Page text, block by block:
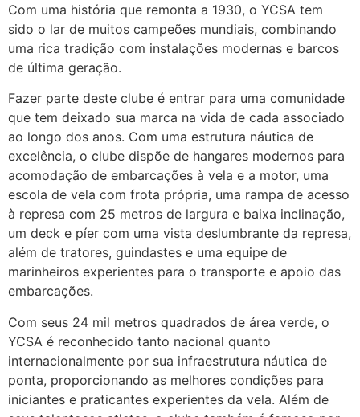
Com uma história que remonta a 1930, o YCSA tem
sido o lar de muitos campeões mundiais, combinando
uma rica tradição com instalações modernas e barcos
de última geração.
Fazer parte deste clube é entrar para uma comunidade
que tem deixado sua marca na vida de cada associado
ao longo dos anos. Com uma estrutura náutica de
excelência, o clube dispõe de hangares modernos para
acomodação de embarcações à vela e a motor, uma
escola de vela com frota própria, uma rampa de acesso
à represa com 25 metros de largura e baixa inclinação,
um deck e píer com uma vista deslumbrante da represa,
além de tratores, guindastes e uma equipe de
marinheiros experientes para o transporte e apoio das
embarcações.
Com seus 24 mil metros quadrados de área verde, o
YCSA é reconhecido tanto nacional quanto
internacionalmente por sua infraestrutura náutica de
ponta, proporcionando as melhores condições para
iniciantes e praticantes experientes da vela. Além de